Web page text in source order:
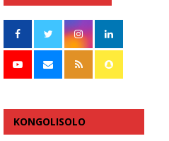
KONGOLISOLO